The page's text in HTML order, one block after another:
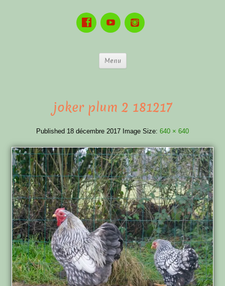
Menu
joker plum 2 181217
Published 18 décembre 2017 Image Size: 640 × 640